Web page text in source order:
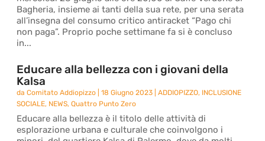
Bagheria, insieme ai tanti della sua rete, per una serata
all’insegna del consumo critico antiracket “Pago chi
non paga”. Proprio poche settimane fa si è concluso
in...
Educare alla bellezza con i giovani della
Kalsa
daComitato Addiopizzo |18 Giugno 2023 |ADDIOPIZZO, INCLUSIONE
SOCIALE, NEWS,Quattro Punto Zero
Educare alla bellezza è il titolo delle attività di
esplorazione urbana e culturale che coinvolgono i